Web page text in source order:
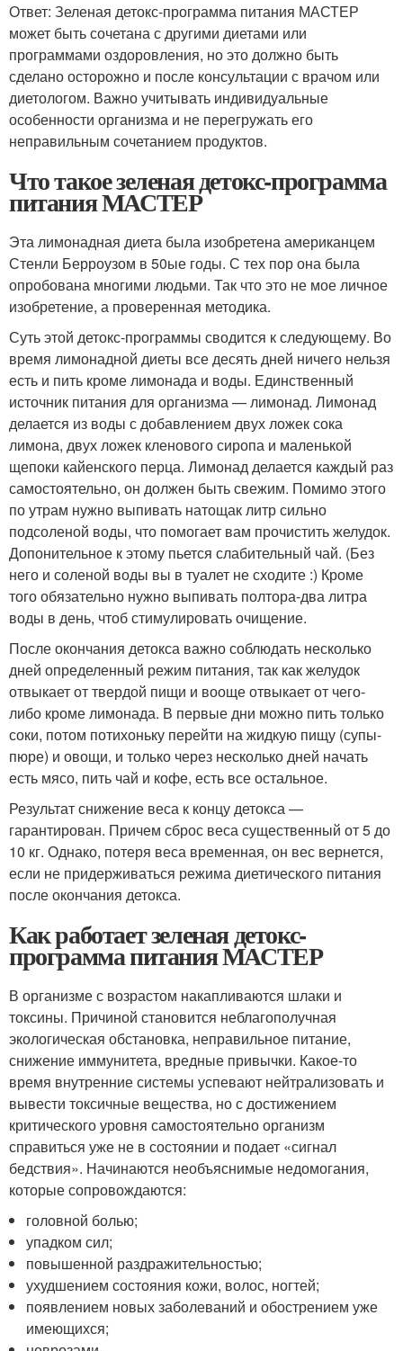
Ответ: Зеленая детокс-программа питания МАСТЕР
может быть сочетана с другими диетами или
программами оздоровления, но это должно быть
сделано осторожно и после консультации с врачом или
диетологом. Важно учитывать индивидуальные
особенности организма и не перегружать его
неправильным сочетанием продуктов.
Что такое зеленая детокс-программа
питания МАСТЕР
Эта лимонадная диета была изобретена американцем
Стенли Берроузом в 50ые годы. С тех пор она была
опробована многими людьми. Так что это не мое личное
изобретение, а проверенная методика.
Суть этой детокс-программы сводится к следующему. Во
время лимонадной диеты все десять дней ничего нельзя
есть и пить кроме лимонада и воды. Единственный
источник питания для организма — лимонад. Лимонад
делается из воды с добавлением двух ложек сока
лимона, двух ложек кленового сиропа и маленькой
щепоки кайенского перца. Лимонад делается каждый раз
самостоятельно, он должен быть свежим. Помимо этого
по утрам нужно выпивать натощак литр сильно
подсоленой воды, что помогает вам прочистить желудок.
Допонительное к этому пьется слабительный чай. (Без
него и соленой воды вы в туалет не сходите :) Кроме
того обязательно нужно выпивать полтора-два литра
воды в день, чтоб стимулировать очищение.
После окончания детокса важно соблюдать несколько
дней определенный режим питания, так как желудок
отвыкает от твердой пищи и вооще отвыкает от чего-
либо кроме лимонада. В первые дни можно пить только
соки, потом потихоньку перейти на жидкую пищу (супы-
пюре) и овощи, и только через несколько дней начать
есть мясо, пить чай и кофе, есть все остальное.
Результат снижение веса к концу детокса —
гарантирован. Причем сброс веса существенный от 5 до
10 кг. Однако, потеря веса временная, он вес вернется,
если не придерживаться режима диетического питания
после окончания детокса.
Как работает зеленая детокс-
программа питания МАСТЕР
В организме с возрастом накапливаются шлаки и
токсины. Причиной становится неблагополучная
экологическая обстановка, неправильное питание,
снижение иммунитета, вредные привычки. Какое-то
время внутренние системы успевают нейтрализовать и
вывести токсичные вещества, но с достижением
критического уровня самостоятельно организм
справиться уже не в состоянии и подает «сигнал
бедствия». Начинаются необъяснимые недомогания,
которые сопровождаются:
головной болью;
упадком сил;
повышенной раздражительностью;
ухудшением состояния кожи, волос, ногтей;
появлением новых заболеваний и обострением уже
имеющихся;